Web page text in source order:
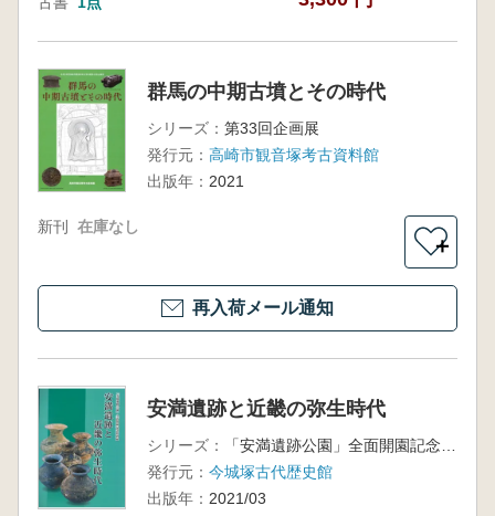
群馬の中期古墳とその時代
シリーズ： 第33回企画展
発行元： 高崎市観音塚考古資料館
出版年： 2021
新刊 在庫なし
＋
再入荷メール通知
安満遺跡と近畿の弥生時代
シリーズ：
発行元： 今城塚古代歴史館
出版年： 2021/03